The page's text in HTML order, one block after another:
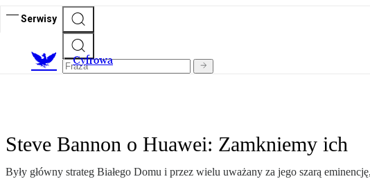
Serwisy
Cyfrowa
Steve Bannon o Huawei: Zamkniemy ich
Były główny strateg Białego Domu i przez wielu uważany za jego szarą